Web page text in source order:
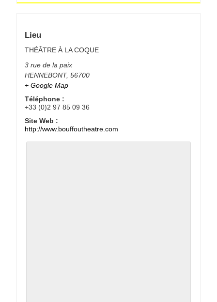
Lieu
THÉÂTRE À LA COQUE
3 rue de la paix
HENNEBONT, 56700
+ Google Map
Téléphone :
+33 (0)2 97 85 09 36
Site Web :
http://www.bouffoutheatre.com